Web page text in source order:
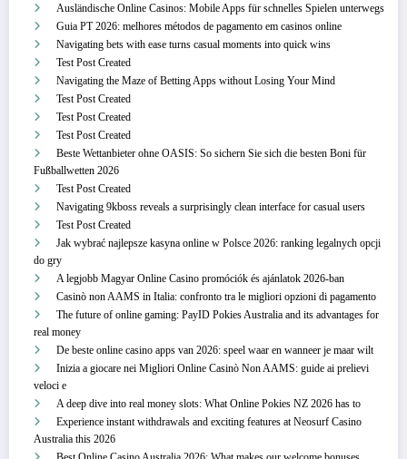
Ausländische Online Casinos: Mobile Apps für schnelles Spielen unterwegs
Guia PT 2026: melhores métodos de pagamento em casinos online
Navigating bets with ease turns casual moments into quick wins
Test Post Created
Navigating the Maze of Betting Apps without Losing Your Mind
Test Post Created
Test Post Created
Test Post Created
Beste Wettanbieter ohne OASIS: So sichern Sie sich die besten Boni für
Fußballwetten 2026
Test Post Created
Navigating 9kboss reveals a surprisingly clean interface for casual users
Test Post Created
Jak wybrać najlepsze kasyna online w Polsce 2026: ranking legalnych opcji
do gry
A legjobb Magyar Online Casino promóciók és ajánlatok 2026-ban
Casinò non AAMS in Italia: confronto tra le migliori opzioni di pagamento
The future of online gaming: PayID Pokies Australia and its advantages for
real money
De beste online casino apps van 2026: speel waar en wanneer je maar wilt
Inizia a giocare nei Migliori Online Casinò Non AAMS: guide ai prelievi
veloci e
A deep dive into real money slots: What Online Pokies NZ 2026 has to
Experience instant withdrawals and exciting features at Neosurf Casino
Australia this 2026